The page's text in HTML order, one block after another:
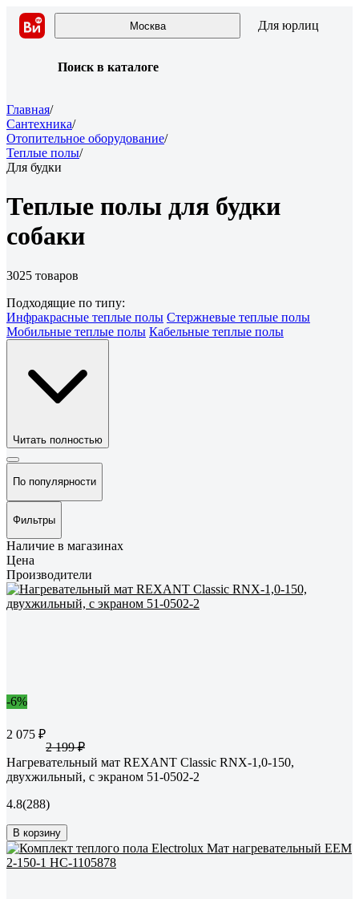
Москва Для юрлиц
Поиск в каталоге
Главная/
Сантехника/
Отопительное оборудование/
Теплые полы/
Для будки
Теплые полы для будки
собаки
3025 товаров
Подходящие по типу:
Инфракрасные теплые полы Стержневые теплые полы
Мобильные теплые полы Кабельные теплые полы
Читать полностью
По популярности
Фильтры
Наличие в магазинах
Цена
Производители
-6%
2 075 ₽
2 199 ₽
Нагревательный мат REXANT Classic RNX-1,0-150,
двухжильный, с экраном 51-0502-2
4.8(288)
В корзину